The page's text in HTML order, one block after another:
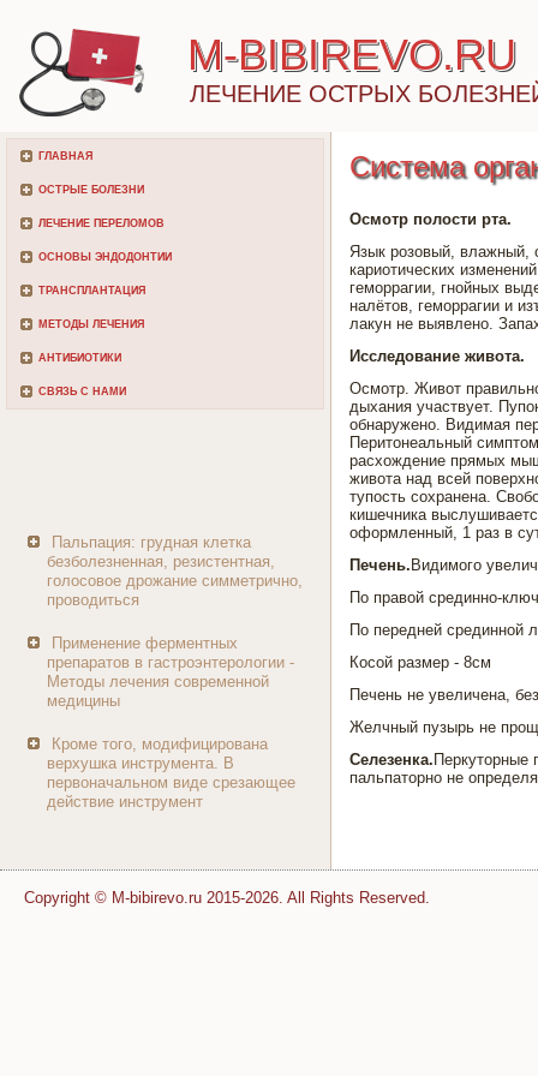
M-BIBIREVO.RU
ЛЕЧЕНИЕ ОСТРЫХ
ГЛАВНАЯ
ОСТРЫЕ БОЛЕЗНИ
ЛЕЧЕНИЕ ПЕРЕЛОМОВ
ОСНОВЫ ЭНДОДОНТИИ
ТРАНСПЛАНТАЦИЯ
МЕТОДЫ ЛЕЧЕНИЯ
АНТИБИОТИКИ
СВЯЗЬ С НАМИ
Пальпация: грудная клетка
безболезненная, резистентная,
голосовое дрожание симметрично,
проводиться
Применение ферментных
препаратов в гастроэнтерологии -
Методы лечения современной
медицины
Кроме того, модифицирована
верхушка инструмента. В
первоначальном виде срезающее
действие инструмент
Система
Осмотр полости рта.
Язык розовый, влажный,
кариотических
геморрагии, гнойных
налётов, геморрагии и
лакун не выявлено.
Исследование живота.
Осмотр. Живот
дыхания участвует.
обнаружено. Видимая
Перитонеальный
расхождение прямых
живота над всей
тупость сохранена.
кишечника
оформленный, 1 раз в
Печень. Видимого
По правой срединно-
По передней срединной
Косой размер - 8см
Печень не увеличена,
Желчный пузырь не
Селезенка. Перкуторные
пальпаторно не
Copyright © M-bibirevo.ru 2015-2026. All Rights Reserved.